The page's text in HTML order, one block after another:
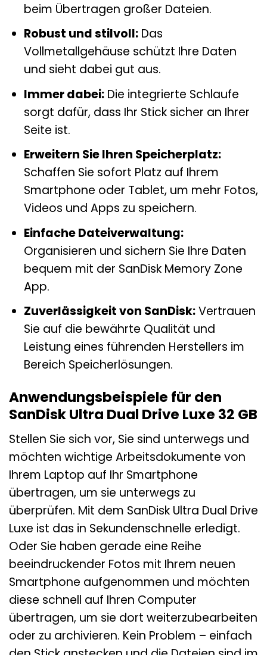
beim Übertragen großer Dateien.
Robust und stilvoll:Das
Vollmetallgehäuse schützt Ihre Daten
und sieht dabei gut aus.
Immer dabei:Die integrierte Schlaufe
sorgt dafür, dass Ihr Stick sicher an Ihrer
Seite ist.
Erweitern Sie Ihren Speicherplatz:
Schaffen Sie sofort Platz auf Ihrem
Smartphone oder Tablet, um mehr Fotos,
Videos und Apps zu speichern.
Einfache Dateiverwaltung:
Organisieren und sichern Sie Ihre Daten
bequem mit der SanDisk Memory Zone
App.
Zuverlässigkeit von SanDisk:Vertrauen
Sie auf die bewährte Qualität und
Leistung eines führenden Herstellers im
Bereich Speicherlösungen.
Anwendungsbeispiele für den
SanDisk Ultra Dual Drive Luxe 32 GB
Stellen Sie sich vor, Sie sind unterwegs und
möchten wichtige Arbeitsdokumente von
Ihrem Laptop auf Ihr Smartphone
übertragen, um sie unterwegs zu
überprüfen. Mit dem SanDisk Ultra Dual Drive
Luxe ist das in Sekundenschnelle erledigt.
Oder Sie haben gerade eine Reihe
beeindruckender Fotos mit Ihrem neuen
Smartphone aufgenommen und möchten
diese schnell auf Ihren Computer
übertragen, um sie dort weiterzubearbeiten
oder zu archivieren. Kein Problem – einfach